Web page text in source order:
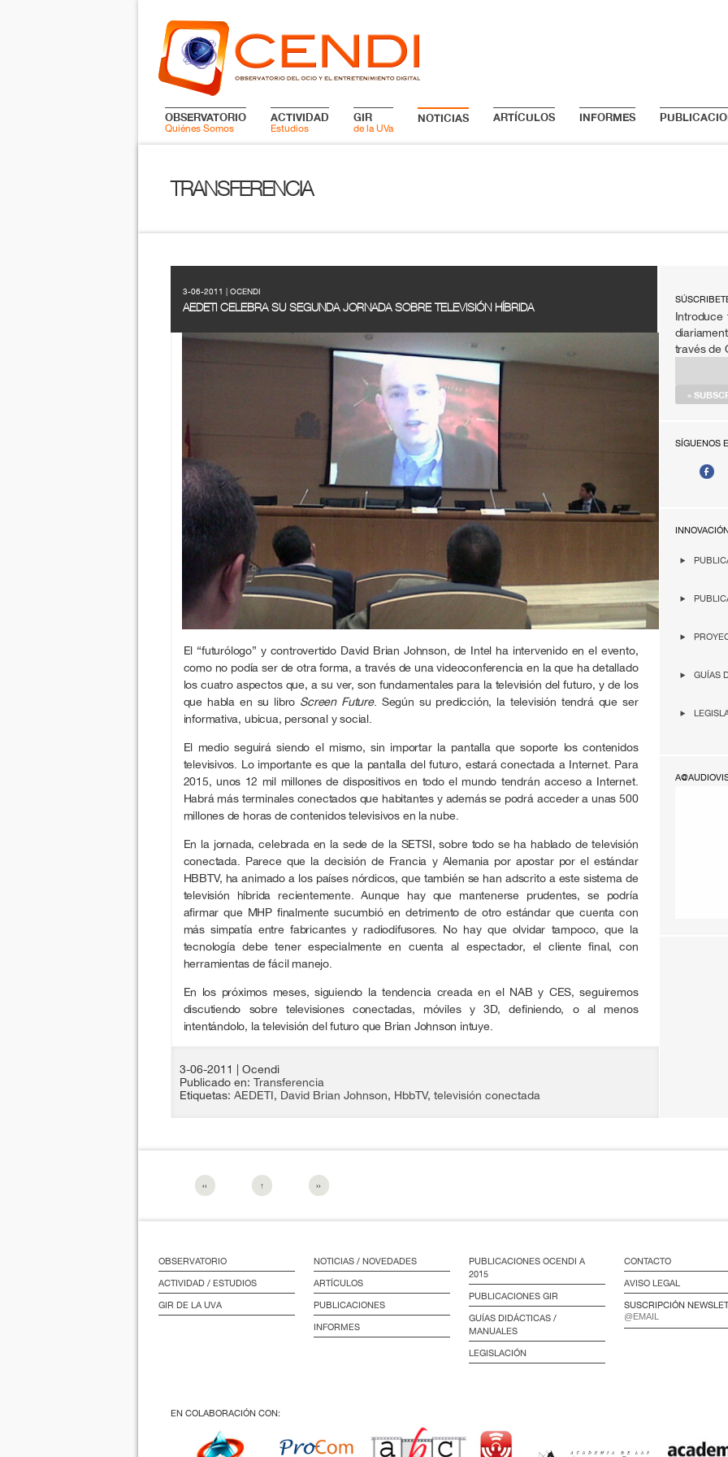
OBSERVATORIO
Quiénes Somos
ACTIVIDAD
Estudios
GIR
de la UVa
NOTICIAS ARTÍCULOS INFORMES
TRANSFERENCIA
través de
SÍGUENOS
GUÍAS
3-06-2011 | OCENDI
AEDETI CELEBRA SU SEGUNDA JORNADA SOBRE TELEVISIÓN HÍBRIDA
El “futurólogo” y controvertido David Brian Johnson, de Intel ha intervenido en el evento,
como no podía ser de otra forma, a través de una videoconferencia en la que ha detallado
los cuatro aspectos que, a su ver, son fundamentales para la televisión del futuro, y de los
que habla en su libro Screen Future. Según su predicción, la televisión tendrá que ser
informativa, ubicua, personal y social.
El medio seguirá siendo el mismo, sin importar la pantalla que soporte los contenidos
televisivos. Lo importante es que la pantalla del futuro, estará conectada a Internet. Para
2015, unos 12 mil millones de dispositivos en todo el mundo tendrán acceso a Internet.
Habrá más terminales conectados que habitantes y además se podrá acceder a unas 500
millones de horas de contenidos televisivos en la nube.
En la jornada, celebrada en la sede de la SETSI, sobre todo se ha hablado de televisión
conectada. Parece que la decisión de Francia y Alemania por apostar por el estándar
HBBTV, ha animado a los países nórdicos, que también se han adscrito a este sistema de
televisión híbrida recientemente. Aunque hay que mantenerse prudentes, se podría
afirmar que MHP finalmente sucumbió en detrimento de otro estándar que cuenta con
más simpatía entre fabricantes y radiodifusores. No hay que olvidar tampoco, que la
tecnología debe tener especialmente en cuenta al espectador, el cliente final, con
herramientas de fácil manejo.
En los próximos meses, siguiendo la tendencia creada en el NAB y CES, seguiremos
discutiendo sobre televisiones conectadas, móviles y 3D, definiendo, o al menos
intentándolo, la televisión del futuro que Brian Johnson intuye.
3-06-2011
| Ocendi
Publicado en: Transferencia
Etiquetas: AEDETI, David Brian Johnson, HbbTV, televisión conectada
‹‹ ↑ ››
OBSERVATORIO
ACTIVIDAD / ESTUDIOS
GIR DE LA UVA
NOTICIAS / NOVEDADES
ARTÍCULOS
PUBLICACIONES
INFORMES
PUBLICACIONES OCENDI A
2015
PUBLICACIONES GIR
GUÍAS DIDÁCTICAS /
MANUALES
LEGISLACIÓN
CONTACTO
AVISO LEGAL
SUSCRIPCIÓN
EN COLABORACIÓN CON: